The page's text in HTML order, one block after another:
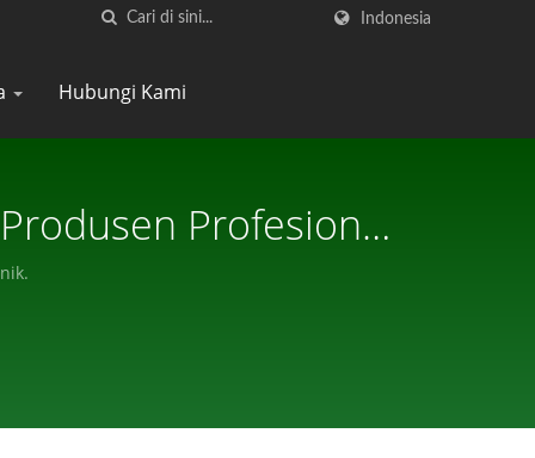
Indonesia
Hubungi Kami
Profesional